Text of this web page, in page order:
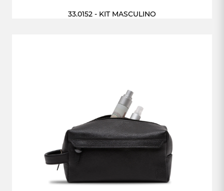
33.0152 - KIT MASCULINO